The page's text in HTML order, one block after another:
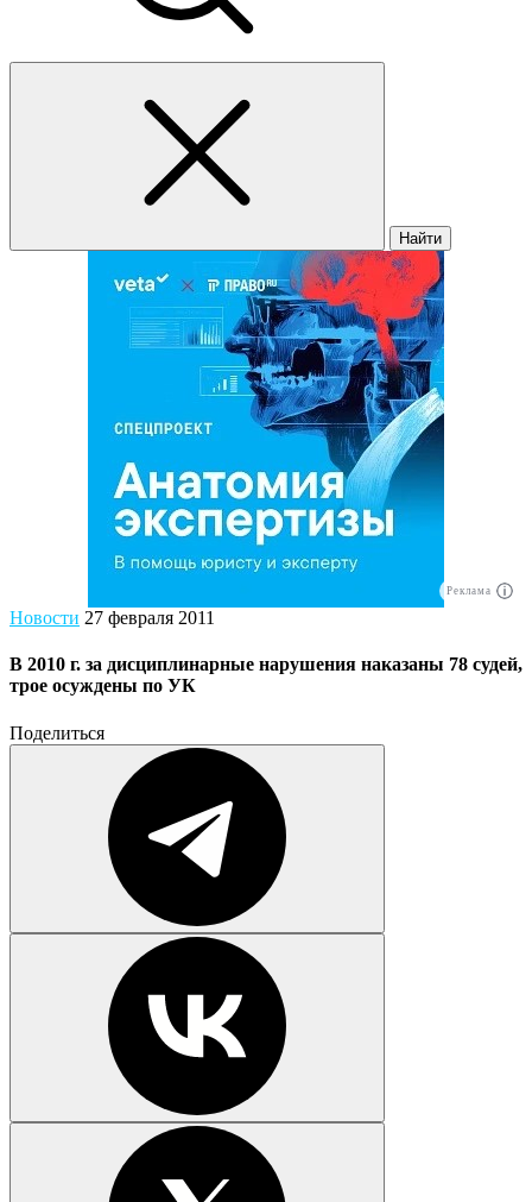
Найти
Реклама
Новости 27 февраля 2011
В 2010 г. за дисциплинарные нарушения наказаны 78 судей,
трое осуждены по УК
Поделиться